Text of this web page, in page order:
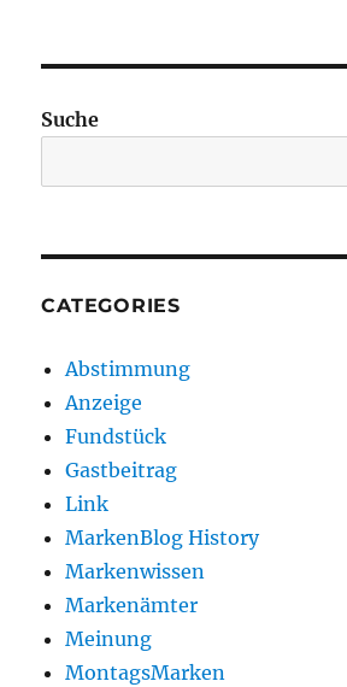
Suche
CATEGORIES
Abstimmung
Anzeige
Fundstück
Gastbeitrag
Link
MarkenBlog History
Markenwissen
Markenämter
Meinung
MontagsMarken